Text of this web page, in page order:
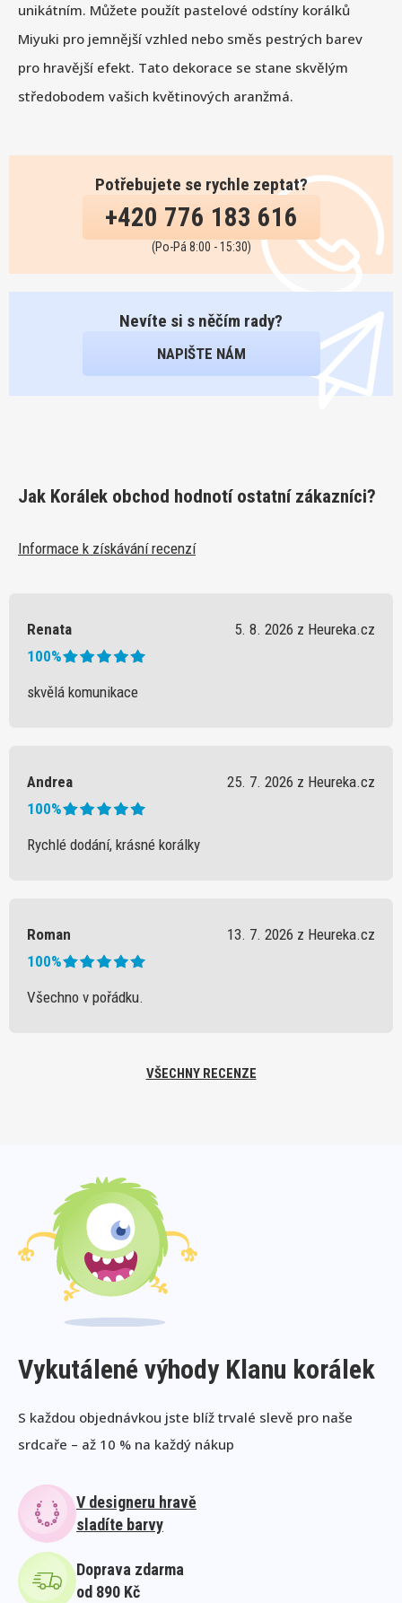
unikátním. Můžete použít pastelové odstíny korálků
Miyuki pro jemnější vzhled nebo směs pestrých barev
pro hravější efekt. Tato dekorace se stane skvělým
středobodem vašich květinových aranžmá.
Potřebujete se rychle zeptat?
+420 776 183 616
(Po-Pá 8:00 - 15:30)
Nevíte si s něčím rady?
NAPIŠTE NÁM
Jak Korálek obchod hodnotí ostatní zákazníci?
Informace k získávání recenzí
Renata
5. 8. 2026 z Heureka.cz
100%
skvělá komunikace
Andrea
25. 7. 2026 z Heureka.cz
100%
Rychlé dodání, krásné korálky
Roman
13. 7. 2026 z Heureka.cz
100%
Všechno v pořádku.
VŠECHNY RECENZE
Vykutálené výhody Klanu korálek
S každou objednávkou jste blíž trvalé slevě pro naše
srdcaře – až 10 % na každý nákup
V designeru hravě
sladíte barvy
Doprava zdarma
od 890 Kč